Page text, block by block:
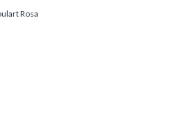
são determinantes para o desfe
Rosa